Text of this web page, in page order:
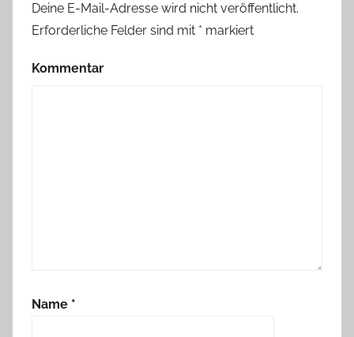
Deine E-Mail-Adresse wird nicht veröffentlicht.
Erforderliche Felder sind mit * markiert
Kommentar
Name *